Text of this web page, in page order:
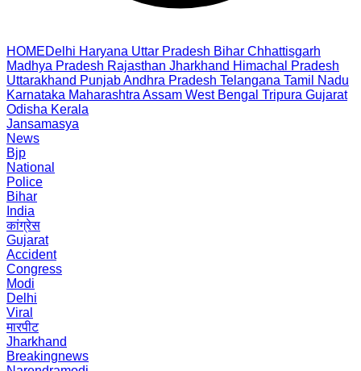
HOMEDelhi Haryana Uttar Pradesh Bihar Chhattisgarh
Madhya Pradesh Rajasthan Jharkhand Himachal Pradesh
Uttarakhand PunjabAndhra Pradesh Telangana Tamil Nadu
Karnataka Maharashtra Assam West Bengal Tripura Gujarat
Odisha Kerala
Jansamasya
News
Bjp
National
Police
Bihar
India
कांग्रेस
Gujarat
Accident
Congress
Modi
Delhi
Viral
मारपीट
Jharkhand
Breakingnews